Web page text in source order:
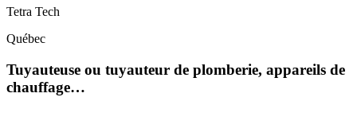
Tetra Tech
Québec
Tuyauteuse ou tuyauteur de plomberie, appareils de
chauffage…